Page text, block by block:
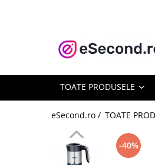
TOATE PRODUSELE
Accesorii Auto
Covorase auto
Echipamente pentru Atelier
Electronice Auto
Intretinere & Cosmetica auto
TOATE PRODUSELE
eSecond.ro / TOATE
-40%